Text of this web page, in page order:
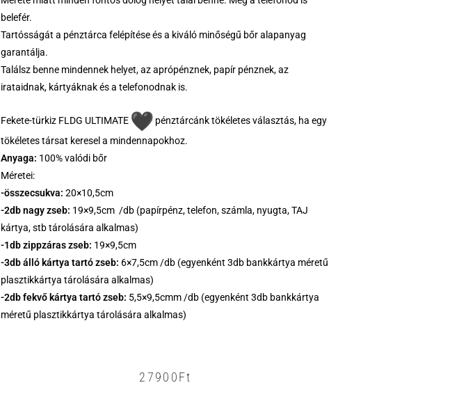
belefér.
Tartósságát a pénztárca felépítése és a kiváló minőségű bőr alapanyag
garantálja.
Találsz benne mindennek helyet, az aprópénznek, papír pénznek, az
irataidnak, kártyáknak és a telefonodnak is.
Fekete-türkiz FLDG ULTIMATE
pénztárcánk tökéletes választás, ha egy
tökéletes társat keresel a mindennapokhoz.
Anyaga: 100% valódi bőr
Méretei:
-összecsukva: 20×10,5cm
-2db nagy zseb: 19×9,5cm /db (papírpénz, telefon, számla, nyugta, TAJ
kártya, stb tárolására alkalmas)
-1db zippzáras zseb: 19×9,5cm
-3db álló kártya tartó zseb: 6×7,5cm /db (egyenként 3db bankkártya méretű
plasztikkártya tárolására alkalmas)
-2db fekvő kártya tartó zseb: 5,5×9,5cmm /db (egyenként 3db bankkártya
méretű plasztikkártya tárolására alkalmas)
27900Ft